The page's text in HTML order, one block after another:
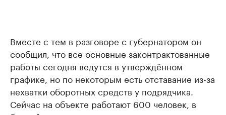
Вместе с тем в разговоре с губернатором он
сообщил, что все основные законтрактованные
работы сегодня ведутся в утверждённом
графике, но по некоторым есть отставание из-за
нехватки оборотных средств у подрядчика.
Сейчас на объекте работают 600 человек, в